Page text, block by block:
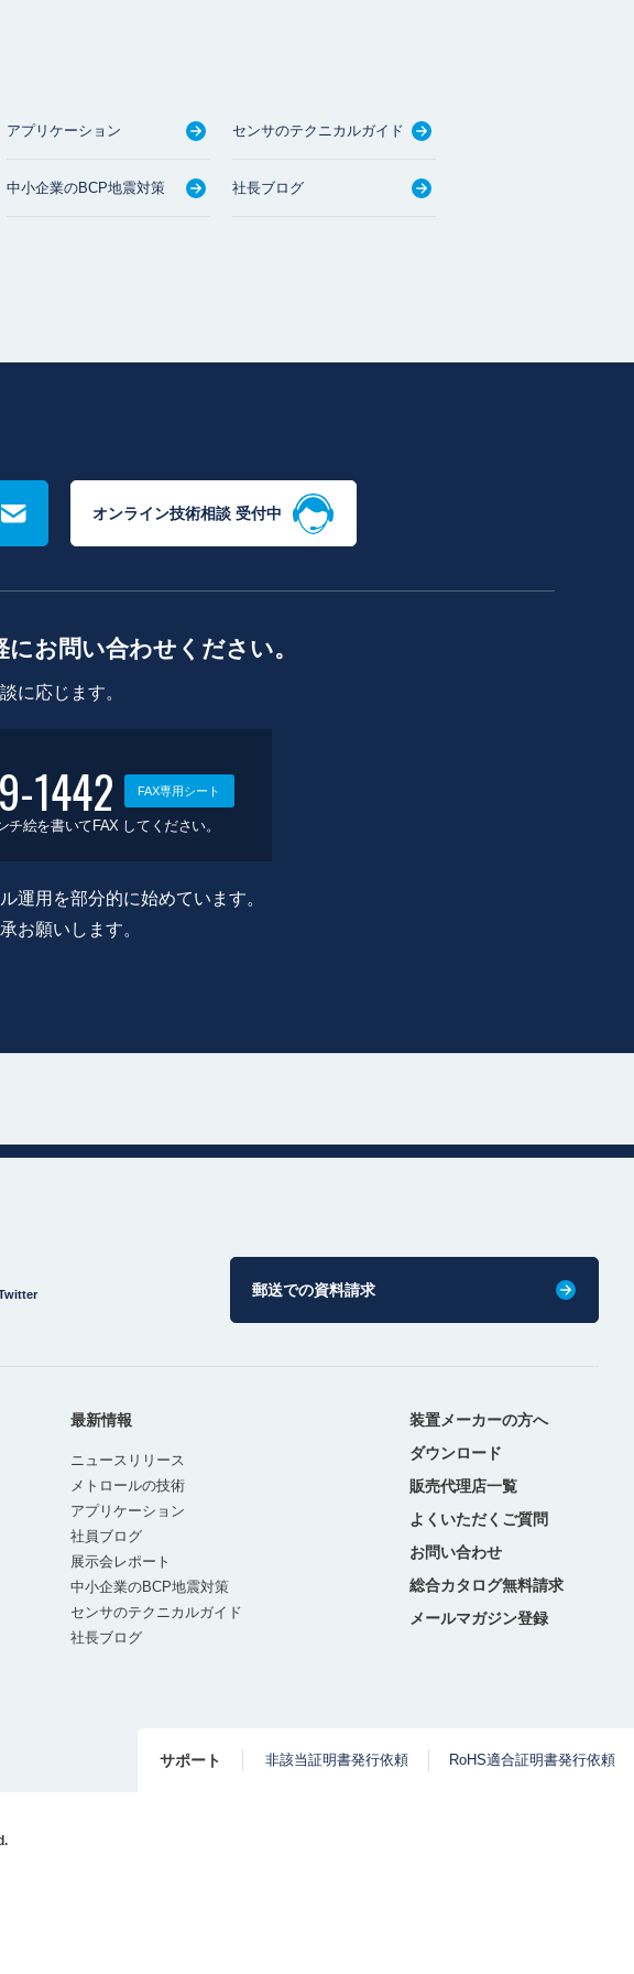
アプリケーション センサのテクニカルガイド
中小企業のBCP地震対策 社長ブログ
オンライン技術相談 受付中
お問い合わせください。
に応じます。
1442 FAX専用シート
チ絵を書いてFAX してください。
運用を部分的に始めています。
お願いします。
郵送での資料請求
最新情報
ニュースリリース
メトロールの技術
アプリケーション
社員ブログ
展示会レポート
中小企業のBCP地震対策
センサのテクニカルガイド
社長ブログ
装置メーカーの方へ
ダウンロード
販売代理店一覧
よくいただくご質問
お問い合わせ
総合カタログ無料請求
メールマガジン登録
サポート 非該当証明書発行依頼 RoHS適合証明書発行依頼